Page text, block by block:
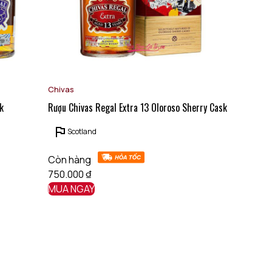
Chivas
Rượu Chivas Regal Extra 13 Oloroso Sherry Cask
Scotland
Còn hàng
750.000₫
MUA NGAY